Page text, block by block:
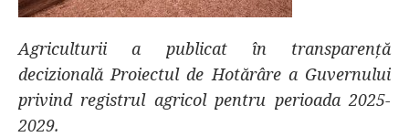
Agriculturii a publicat în transparență
decizională Proiectul de Hotărâre a Guvernului
privind registrul agricol pentru perioada 2025-
2029.